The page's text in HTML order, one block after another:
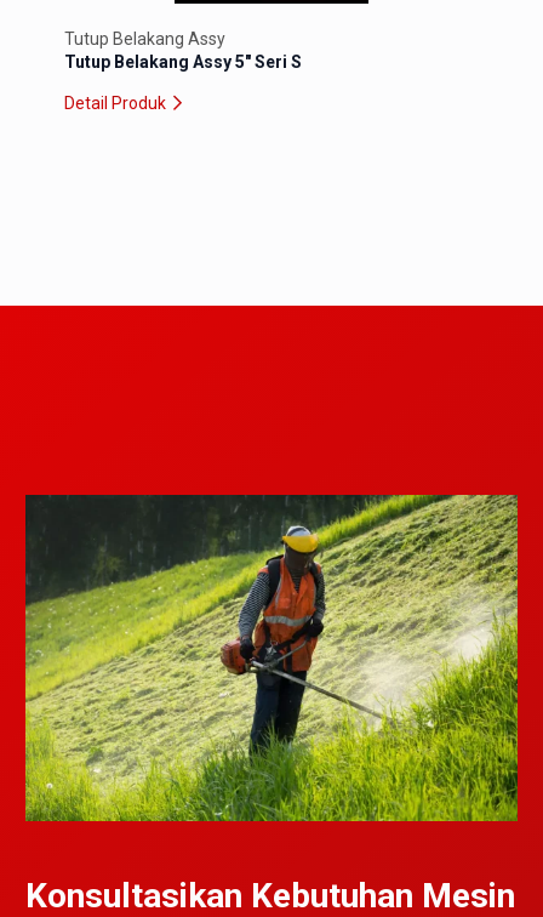
Tutup Belakang Assy
Tutup Belakang Assy 5″ Seri S
Detail Produk
Konsultasikan Kebutuhan Mesin